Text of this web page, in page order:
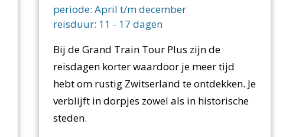
periode: April t/m december
reisduur: 11 - 17 dagen
Bij de Grand Train Tour Plus zijn de
reisdagen korter waardoor je meer tijd
hebt om rustig Zwitserland te ontdekken. Je
verblijft in dorpjes zowel als in historische
steden.